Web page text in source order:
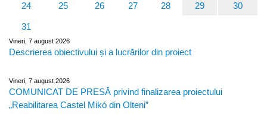
24 25 26 27 28 29 30
31
Vineri, 7 august 2026
Descrierea obiectivului și a lucrărilor din proiect
Vineri, 7 august 2026
COMUNICAT DE PRESĂ privind finalizarea proiectului
„Reabilitarea Castel Mikó din Olteni”